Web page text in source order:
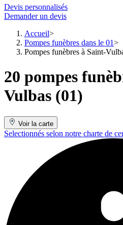
Devis personnalisés
Demander un devis
Accueil
Pompes funèbres dans le 01
Pompes funèbres à Saint-
20 pompes
Vulbas (01)
Voir la carte
Selectionnés selon notre charte de